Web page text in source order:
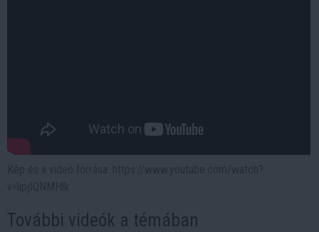
További videók a témában